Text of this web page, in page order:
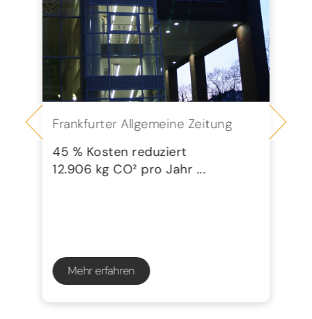
Frankfurter Allgemeine Zeitung
45 % Kosten reduziert
12.906 kg CO² pro Jahr ...
Mehr erfahren